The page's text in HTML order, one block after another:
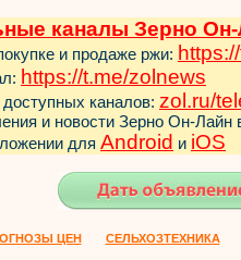
каналы Зерно Он-
и продаже ржи:
https://t.me/zol news
каналов: zol.ru/
и новости Зерно Он-Лайн
для Android и iOS
ЦЕН СЕЛЬХОЗТЕХНИКА